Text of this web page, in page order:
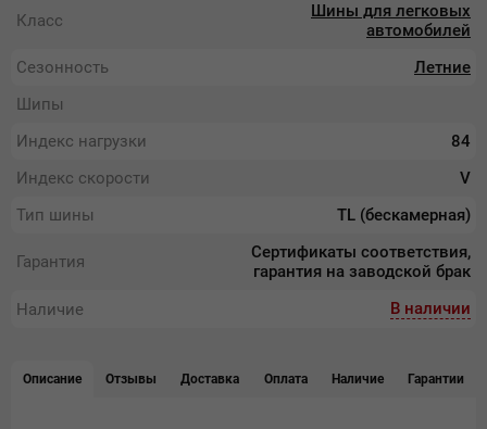
Класс
Шины для легковых
автомобилей
Сезонность
Летние
Шипы
Индекс нагрузки
84
Индекс скорости
V
Тип шины
TL (бескамерная)
Гарантия
Сертификаты соответствия,
гарантия на заводской брак
Наличие
В наличии
Описание Отзывы Доставка Оплата Наличие Гарантии